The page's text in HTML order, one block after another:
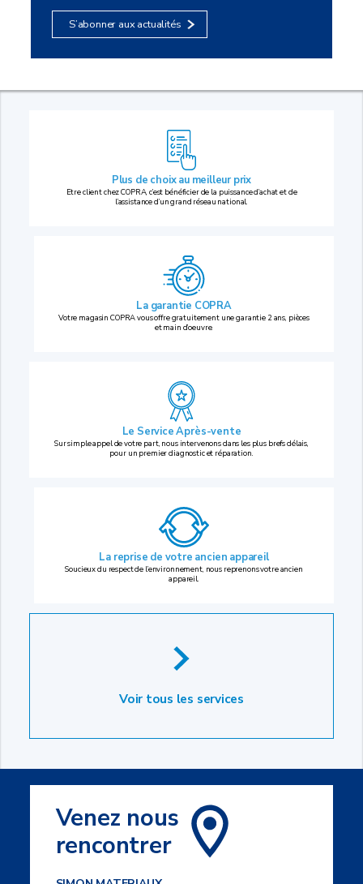
S’abonner aux actualités
Plus de choix au meilleur prix
Etre client chez COPRA, c’est bénéficier de la puissance d’achat et de
l’assistance d’un grand réseau national.
La garantie COPRA
Votre magasin COPRA vous offre gratuitement une garantie 2 ans, pièces
et main d’oeuvre.
Le Service Après-vente
Sur simple appel de votre part, nous intervenons dans les plus brefs délais,
pour un premier diagnostic et réparation.
La reprise de votre ancien appareil
Soucieux du respect de l’environnement, nous reprenons votre ancien
appareil.
Voir tous les services
Venez nous
rencontrer